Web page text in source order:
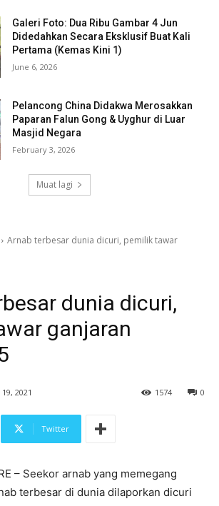
Galeri Foto: Dua Ribu Gambar 4 Jun
Didedahkan Secara Eksklusif Buat Kali
Pertama (Kemas Kini 1)
June 6, 2026
Pelancong China Didakwa Merosakkan
Paparan Falun Gong & Uyghur di Luar
Masjid Negara
February 3, 2026
Muat lagi